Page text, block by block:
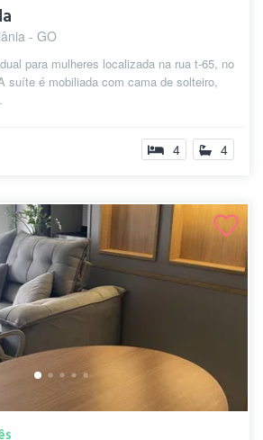
- GO
para mulheres localizada na rua t-65, no
suíte é mobiliada com cama de solteiro,
4 4